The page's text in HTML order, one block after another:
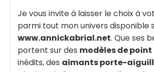
Je vous invite à laisser le choix à
parmi tout mon univers disponible
www.annickabrial.net. Que ses
portent sur des modèles de point
inédits, des aimants porte-